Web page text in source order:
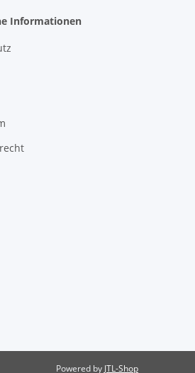
Informationen
Powered by JTL-Shop